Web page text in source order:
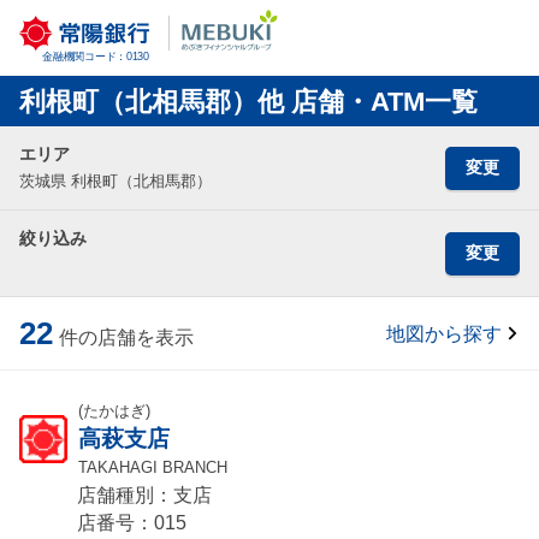
金融機関コード：0130
利根町（北相馬郡）他 店舗・ATM一覧
エリア
茨城県 利根町（北相馬郡）
変更
絞り込み
変更
22 件の店舗を表示 地図から探す
(たかはぎ)
高萩支店
TAKAHAGI BRANCH
店舗種別：支店
店番号：015